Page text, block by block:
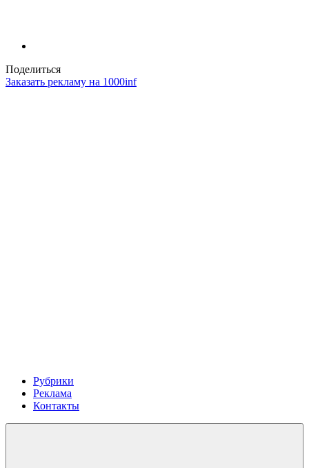
Поделиться
Заказать рекламу на 1000inf
Рубрики
Реклама
Контакты